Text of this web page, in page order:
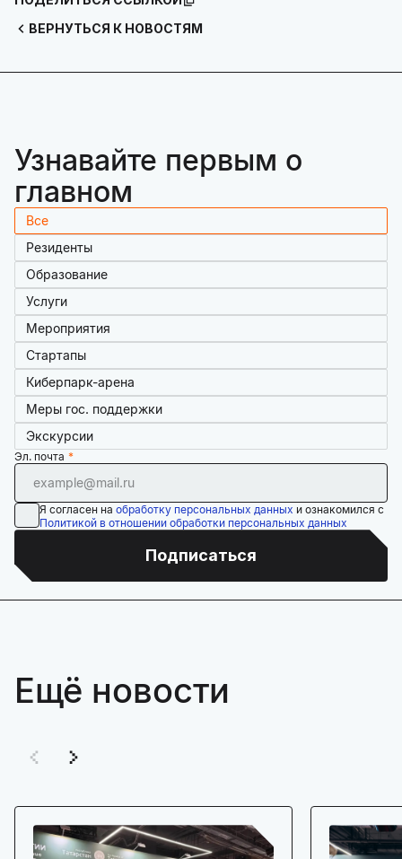
ВЕРНУТЬСЯ К НОВОСТЯМ
Узнавайте первым о
главном
Все
Резиденты
Образование
Услуги
Мероприятия
Стартапы
Киберпарк-арена
Меры гос. поддержки
Экскурсии
Эл. почта
Я согласен на обработку персональных данных и ознакомился с
Политикой в отношении обработки персональных данных
Подписаться
Ещё новости